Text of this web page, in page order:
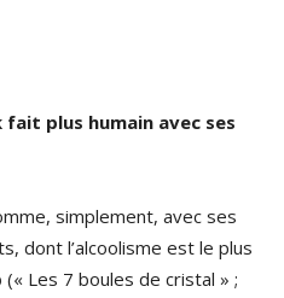
plus humain avec ses
simplement, avec ses
dont l’alcoolisme est le plus
Les 7 boules de cristal » ;